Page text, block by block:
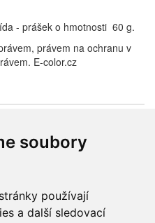
soubory
používají
a další sledovací
- prášek o hmotnosti 60 g.
právem na ochranu v
E-color.cz
zboží
116,00 Kč